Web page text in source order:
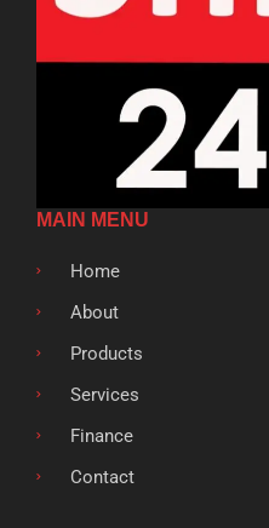
MAIN MENU
Home
About
Products
Services
Finance
Contact